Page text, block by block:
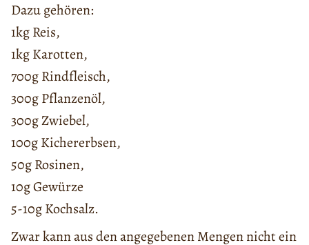
Dazu gehören:
1kg Reis,
1kg Karotten,
700g Rindfleisch,
300g Pflanzenöl,
300g Zwiebel,
100g Kichererbsen,
50g Rosinen,
10g Gewürze
5-10g Kochsalz.
Zwar kann aus den angegebenen Mengen nicht ein